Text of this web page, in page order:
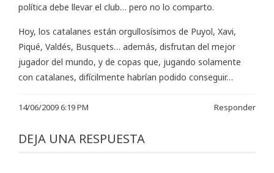
política debe llevar el club… pero no lo comparto.
Hoy, los catalanes están orgullosísimos de Puyol, Xavi,
Piqué, Valdés, Busquets… además, disfrutan del mejor
jugador del mundo, y de copas que, jugando solamente
con catalanes, difícilmente habrían podido conseguir…
14/06/2009 6:19 PM Responder
DEJA UNA RESPUESTA